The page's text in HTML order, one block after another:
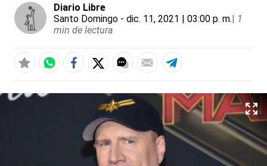
Diario Libre
Santo Domingo - dic. 11, 2021 | 03:00 p. m.| 1
min de lectura